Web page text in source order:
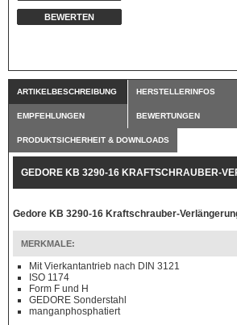
BEWERTEN
ARTIKELBESCHREIBUNG HERSTELLERINFOS
EMPFEHLUNGEN BEWERTUNGEN
PRODUKTSICHERHEIT & DOWNLOADS
GEDORE KB 3290-16 KRAFTSCHRAUBER-
Gedore KB 3290-16 Kraftschrauber-
MERKMALE:
Mit Vierkantantrieb nach DIN 3121
ISO 1174
Form F und H
GEDORE Sonderstahl
manganphosphatiert